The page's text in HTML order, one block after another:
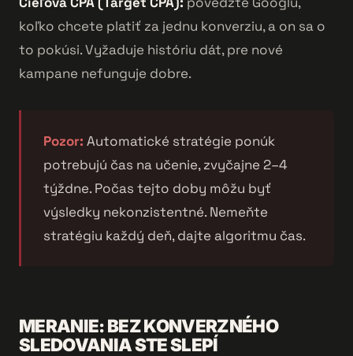
koľko chcete platiť za jednu konverziu, a on sa o
to pokúsi. Vyžaduje históriu dát, pre nové
kampane nefunguje dobre.
Pozor: Automatické stratégie ponúk
potrebujú čas na učenie, zvyčajne 2–4
týždne. Počas tejto doby môžu byť
výsledky nekonzistentné. Nemeňte
stratégiu každý deň, dajte algoritmu čas.
MERANIE: BEZ KONVERZNÉHO
SLEDOVANIA STE SLEPÍ